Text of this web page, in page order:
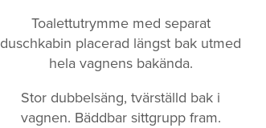
Toalettutrymme med separat
duschkabin placerad längst bak utmed
hela vagnens bakända.
Stor dubbelsäng, tvärställd bak i
vagnen. Bäddbar sittgrupp fram.